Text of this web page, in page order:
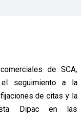
de SCA,
el seguimiento a la
de citas y la
Dipac en las